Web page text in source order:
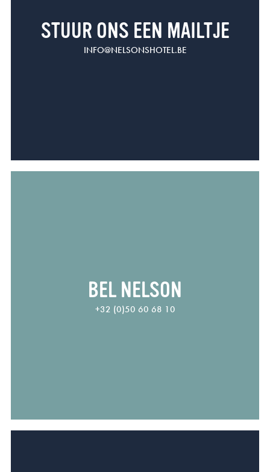
STUUR ONS EEN MAILTJE
INFO@NELSONSHOTEL.BE
BEL NELSON
+32 (0)50 60 68 10